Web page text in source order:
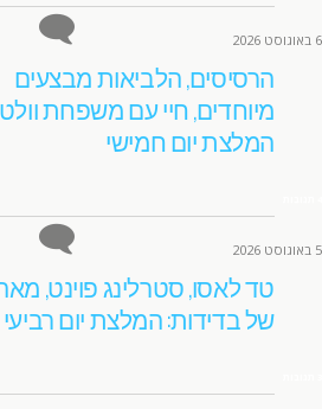
6 באוגוסט 2026
הרסיסים, הלביאות מבצעים
מיוחדים, חיי עם משפחת
המלצת יום חמישי
5 באוגוסט 2026
טד לאסו, סטרלינג פוינט,
של בדידות: המלצת יום רביעי